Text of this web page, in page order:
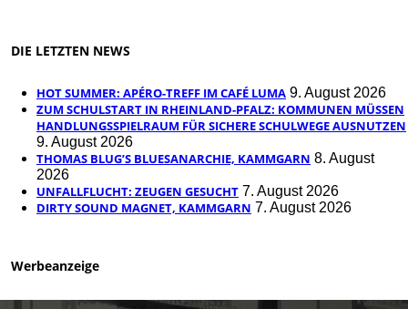
DIE LETZTEN NEWS
HOT SUMMER: APÉRO-TREFF IM CAFÉ LUMA 9. August 2026
ZUM SCHULSTART IN RHEINLAND-PFALZ: KOMMUNEN MÜSSEN
HANDLUNGSSPIELRAUM FÜR SICHERE SCHULWEGE AUSNUTZEN
9. August 2026
THOMAS BLUG’S BLUESANARCHIE, KAMMGARN 8. August
2026
UNFALLFLUCHT: ZEUGEN GESUCHT 7. August 2026
DIRTY SOUND MAGNET, KAMMGARN 7. August 2026
Werbeanzeige